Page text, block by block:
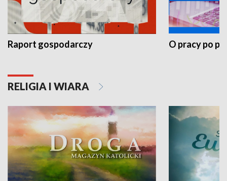
Raport gospodarczy O pracy po
RELIGIA I WIARA